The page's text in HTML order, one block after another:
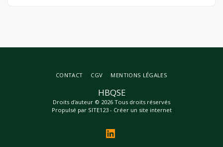
HBQSE
Droits d'auteur © 2026 Tous droits réservés
Propulsé par SITE123- Créer un site internet
CONTACT CGV MENTIONS LÉGALES